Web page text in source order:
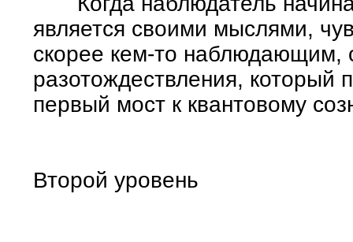
является своими мыслями,
скорее кем-то наблюдающим,
разотождествления, который
первый мост к квантовому
Второй уровень